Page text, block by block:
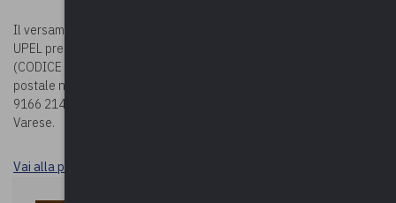
Il versamento della quota potrà essere effettuato sul c/c bancario
UPEL presso BPER BANCA – Via Vittorio Veneto 2 – Varese
(CODICE IBAN: IT78G0538710804000042439240) oppure sul c/c
postale n. 19166214 (CODICE IBAN: IT63 U076 0110 8000 0001
9166 214), entrambi intestati a Upel – Via Como n. 40 – 21100
Varese.
Vai alla pagina Durc e tracciabilità